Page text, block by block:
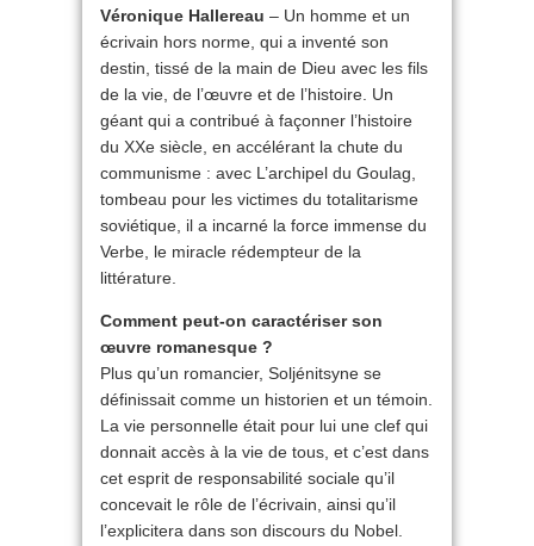
Véronique Hallereau – Un homme et un
écrivain hors norme, qui a inventé son
destin, tissé de la main de Dieu avec les fils
de la vie, de l’œuvre et de l’histoire. Un
géant qui a contribué à façonner l’histoire
du XXe siècle, en accélérant la chute du
communisme : avec L’archipel du Goulag,
tombeau pour les victimes du totalitarisme
soviétique, il a incarné la force immense du
Verbe, le miracle rédempteur de la
littérature.
Comment peut-on caractériser son
œuvre romanesque ?
Plus qu’un romancier, Soljénitsyne se
définissait comme un historien et un témoin.
La vie personnelle était pour lui une clef qui
donnait accès à la vie de tous, et c’est dans
cet esprit de responsabilité sociale qu’il
concevait le rôle de l’écrivain, ainsi qu’il
l’explicitera dans son discours du Nobel.